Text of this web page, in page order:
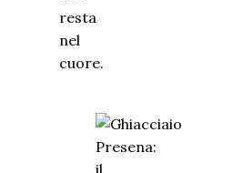
resta
nel
cuore.